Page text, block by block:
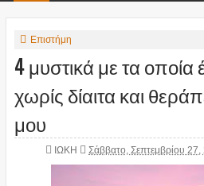
Επιστήμη
4 μυστικά με τα οποία
χωρίς δίαιτα και
μου
ΙΩΚΗ Σάββατο, Σεπτεμβρίου